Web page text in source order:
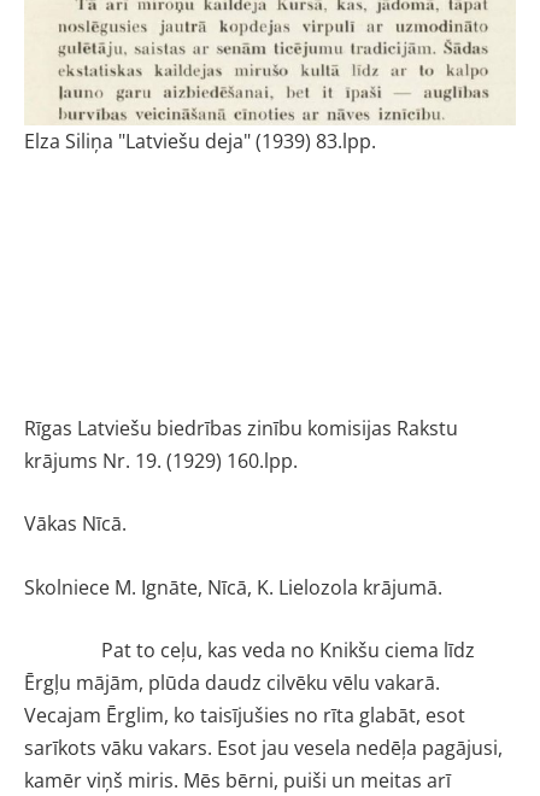
Elza Siliņa "Latviešu deja" (1939) 83.lpp.
Rīgas Latviešu biedrības zinību komisijas Rakstu
krājums Nr. 19. (1929) 160.lpp.
Vākas Nīcā.
Skolniece M. Ignāte, Nīcā, K. Lielozola krājumā.
Pat to ceļu, kas veda no Knikšu ciema līdz
Ērgļu mājām, plūda daudz cilvēku vēlu vakarā.
Vecajam Ērglim, ko taisījušies no rīta glabāt, esot
sarīkots vāku vakars. Esot jau vesela nedēļa pagājusi,
kamēr viņš miris. Mēs bērni, puiši un meitas arī